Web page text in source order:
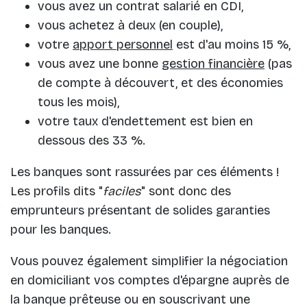
vous avez un contrat salarié en CDI,
vous achetez à deux (en couple),
votre apport personnel est d'au moins 15 %,
vous avez une bonne gestion financière (pas
de compte à découvert, et des économies
tous les mois),
votre taux d'endettement est bien en
dessous des 33 %.
Les banques sont rassurées par ces éléments !
Les profils dits "faciles" sont donc des
emprunteurs présentant de solides garanties
pour les banques.
Vous pouvez également simplifier la négociation
en domiciliant vos comptes d'épargne auprès de
la banque prêteuse ou en souscrivant une